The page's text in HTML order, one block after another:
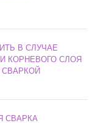
В СЛУЧАЕ
КОРНЕВОГО СЛОЯ
СВАРКА